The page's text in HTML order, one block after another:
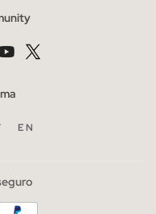
calor do verão. Se
laterais e estampas
melhor de aproveitar
seu guarda-roupa.
EN